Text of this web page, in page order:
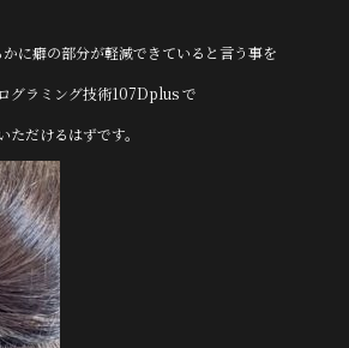
に癖の部分が軽減できていると言う事を
グラミング技術107Dplus で
だけるはずです。